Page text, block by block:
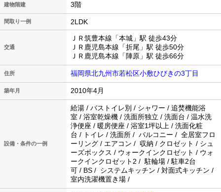
建物階建 3階
間取り一例 2LDK
交通
ＪＲ筑豊本線「本城」駅 徒歩43分
ＪＲ鹿児島本線「折尾」駅 徒歩50分
ＪＲ鹿児島本線「陣原」駅 徒歩66分
住所 福岡県北九州市若松区小敷ひびきの3丁目
築年月 2010年4月
設備・条件の一例
給湯 / バストイレ別 / シャワー / 追焚機能浴
室 / 浴室乾燥機 / 洗面所独立 / 洗面台 / 温水洗
浄便座 / 暖房便座 / 浴室1坪以上 / 洗面化粧
台 / トイレ / 洗面所 / バルコニー / 全居室フロ
ーリング / エアコン / 収納 / クロゼット / シュ
ーズボックス / ウォークインクロゼット / ウォ
ークインクロゼット2 / 駐輪場 / 駐車2台
可 / BS / システムキッチン / 対面式キッチン /
室内洗濯機置き場 /